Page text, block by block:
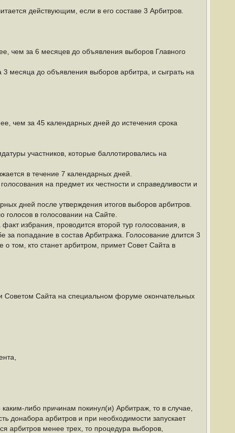
действующим, если в его составе 3 Арбитров.
чем за 6 месяцев до объявления выборов Главного
месяца до объявления выборов арбитра, и сыграть на
чем за 45 календарных дней до истечения срока
участников, которые баллотировались на
в течение 7 календарных дней.
на предмет их честности и справедливости и
дней после утверждения итогов выборов арбитров.
в голосовании на Сайте.
избрания, проводится второй тур голосования, в
за попадание в состав Арбитража. Голосование длится 3
о том, кто станет арбитром, примет Совет Сайта в
Советом Сайта на специальном форуме окончательных
либо причинам покинул(и) Арбитраж, то в случае,
донабора арбитров и при необходимости запускает
арбитров менее трех, то процедура выборов,